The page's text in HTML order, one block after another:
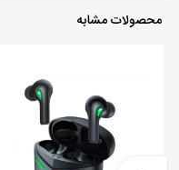
محصولات مشابه